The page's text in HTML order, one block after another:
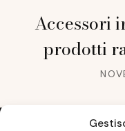
Accessori
prodotti